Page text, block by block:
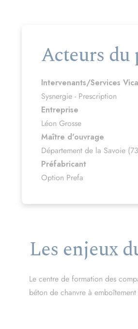
Acteurs
Intervenants/Services
Sysnergie - Prescription
Entreprise
Léon Grosse
Maître d'ouvrage
Département de la Savoie
Préfabricant
Option Prefa
Les enjeux
Le centre de formation des
béton de chanvre à